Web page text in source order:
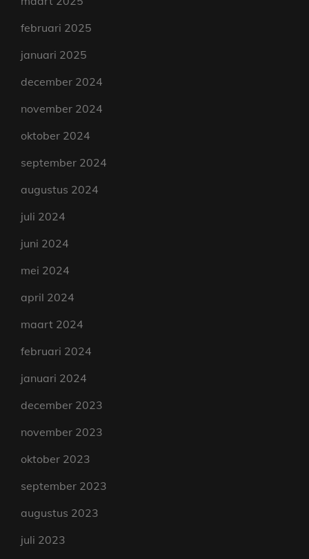
februari 2025
januari 2025
december 2024
november 2024
oktober 2024
september 2024
augustus 2024
juli 2024
juni 2024
mei 2024
april 2024
maart 2024
februari 2024
januari 2024
december 2023
november 2023
oktober 2023
september 2023
augustus 2023
juli 2023